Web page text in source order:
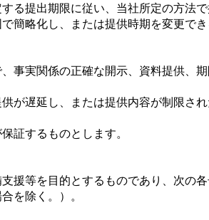
る提出期限に従い、当社所定の方法
簡略化し、または提供時期を変更でき
事実関係の正確な開示、資料提供、
が遅延し、または提供内容が制限さ
証するものとします。
援等を目的とするものであり、次の
を除く。）。